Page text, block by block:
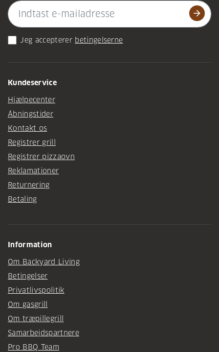
arrow_forward
Jeg accepterer betingelserne
Kundeservice
Hjælpecenter
Åbningstider
Kontakt os
Registrer grill
Registrer pizzaovn
Reklamationer
Returnering
Betaling
Information
Om Backyard Living
Betingelser
Privatlivspolitik
Om gasgrill
Om træpillegrill
Samarbejdspartnere
Pro BBQ Team